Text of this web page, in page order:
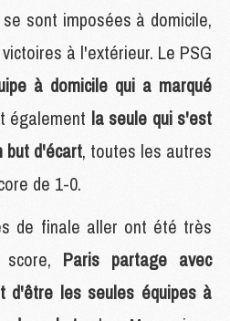
sont imposées à domicile,
à l'extérieur. Le PSG
à domicile qui a marqué
la seule qui s'est
but d'écart, toutes les autres
de 1-0.
de finale aller ont été très
Paris partage avec
d'être les seules équipes à